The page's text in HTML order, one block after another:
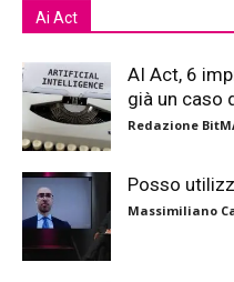
Ai Act
AI Act, 6
già un caso
Redazione
Posso
Massimiliano